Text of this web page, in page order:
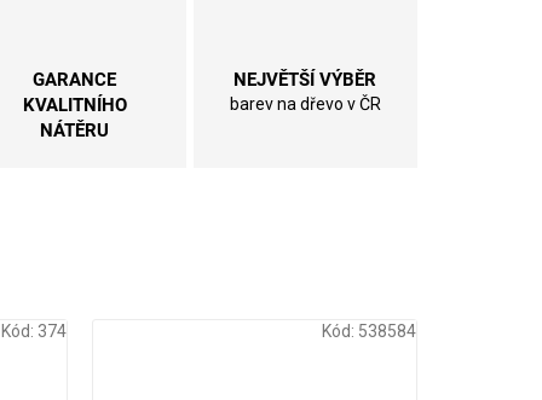
GARANCE
KVALITNÍHO
NÁTĚRU
NEJVĚTŠÍ VÝBĚR
barev na dřevo v ČR
Kód: 374 Kód: 538584